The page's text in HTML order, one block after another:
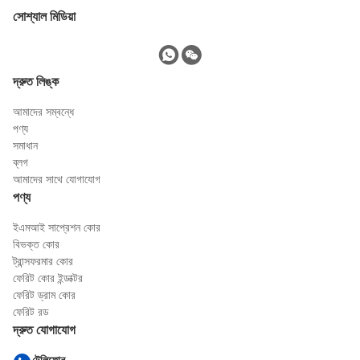
সোশ্যাল মিডিয়া
দ্রুত লিঙ্ক
আমাদের সম্বন্ধে
পণ্য
সমাধান
ব্লগ
আমাদের সাথে যোগাযোগ
পণ্য
ইএমআই সাপ্রেশন কোর
বিভক্ত কোর
ট্রান্সফরমার কোর
ফেরিট কোর ইন্ডাক্টর
ফেরিট ড্রাম কোর
ফেরিট রড
দ্রুত যোগাযোগ